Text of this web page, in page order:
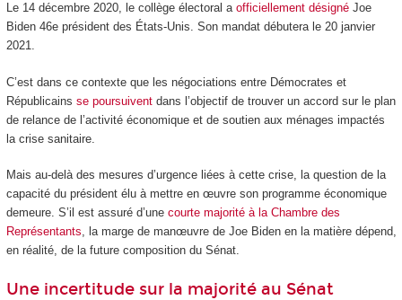
Le 14 décembre 2020, le collège électoral a officiellement désignéJoe
Biden 46eprésident des États-Unis. Son mandat débutera le 20 janvier
2021.
C’est dans ce contexte que les négociations entre Démocrates et
Républicains se poursuiventdans l’objectif de trouver un accord sur le plan
de relance de l’activité économique et de soutien aux ménages impactés
la crise sanitaire.
Mais au-delà des mesures d’urgence liées à cette crise, la question de la
capacité du président élu à mettre en œuvre son programme économique
demeure. S’il est assuré d’une courte majorité à la Chambre des
Représentants, la marge de manœuvre de Joe Biden en la matière dépend,
en réalité, de la future composition du Sénat.
Une incertitude sur la majorité au Sénat